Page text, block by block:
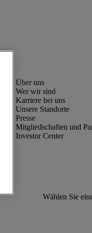
Wer wir sind
Karriere bei uns
Unsere Standorte
Presse
Mitgliedschaften und
Investor Center